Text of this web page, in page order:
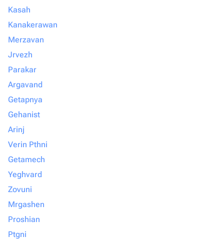
Kasah
Kanakerawan
Merzavan
Jrvezh
Parakar
Argavand
Getapnya
Gehanist
Arinj
Verin Pthni
Getamech
Yeghvard
Zovuni
Mrgashen
Proshian
Ptgni